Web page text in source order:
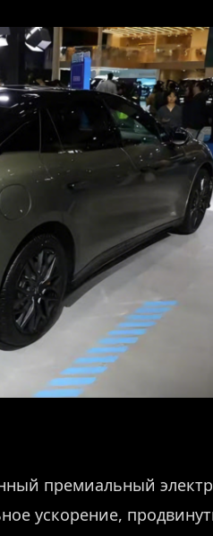
премиальный
ускорение,